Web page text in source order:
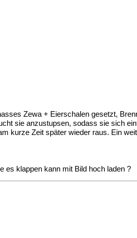
Zewa + Eierschalen gesetzt,
sie anzustupsen, sodass sie sich
kurze Zeit später wieder raus. Ein
es klappen kann mit Bild hoch laden ?